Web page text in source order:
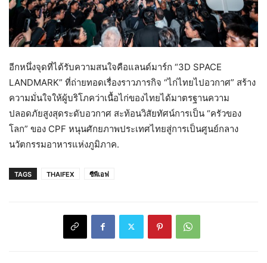
อีกหนึ่งจุดที่ได้รับความสนใจคือแลนด์มาร์ก “3D SPACE
LANDMARK” ที่ถ่ายทอดเรื่องราวภารกิจ “ไก่ไทยไปอวกาศ” สร้าง
ความมั่นใจให้ผู้บริโภคว่าเนื้อไก่ของไทยได้มาตรฐานความ
ปลอดภัยสูงสุดระดับอวกาศ สะท้อนวิสัยทัศน์การเป็น “ครัวของ
โลก” ของ CPF หนุนศักยภาพประเทศไทยสู่การเป็นศูนย์กลาง
นวัตกรรมอาหารแห่งภูมิภาค.
TAGS THAIFEX ซีพีเอฟ